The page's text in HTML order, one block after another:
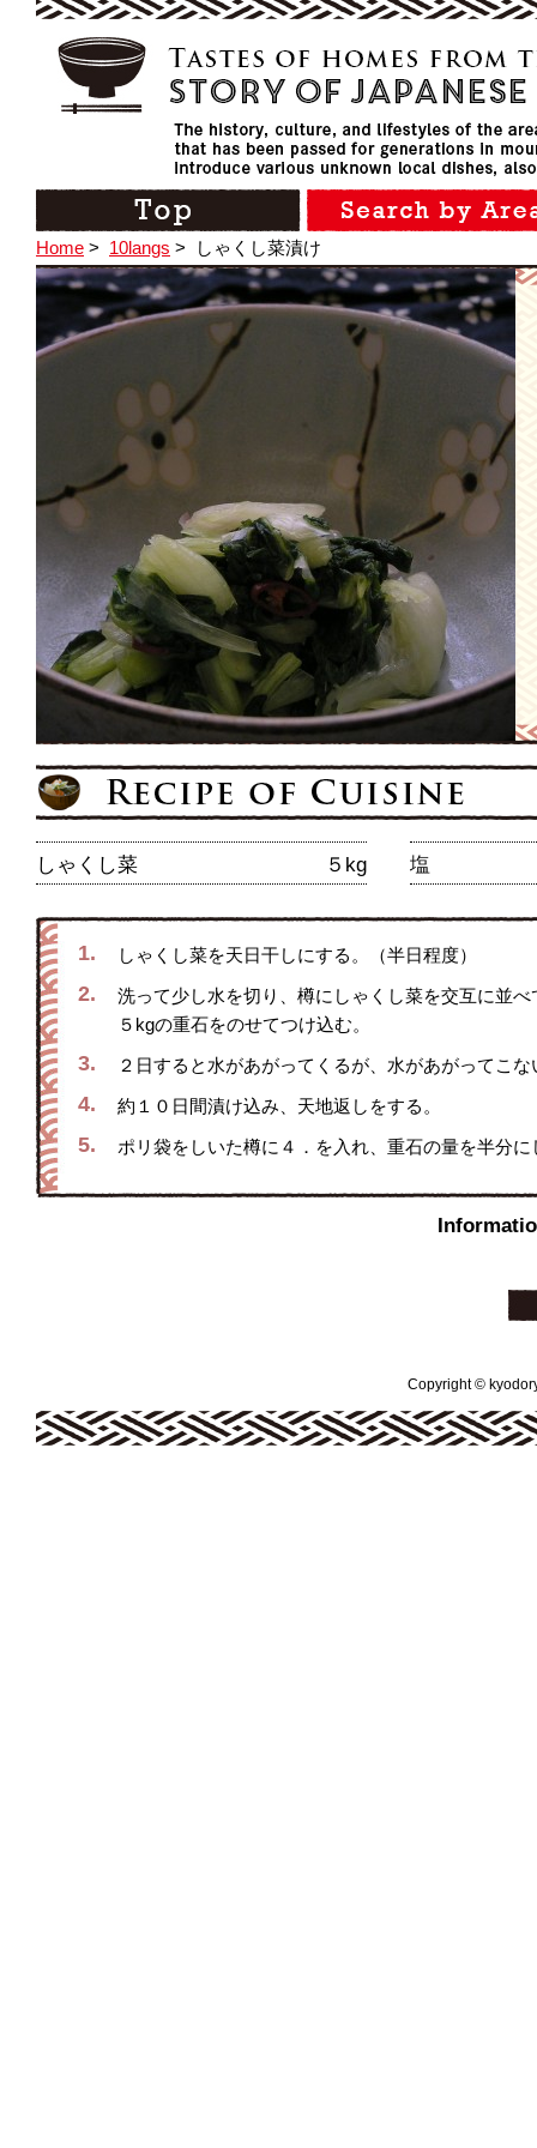
Home > 10langs > しゃくし菜漬け
しゃくし菜 ５kg 塩
1. しゃくし菜を天日干しにする。（半日程度）
2.
洗って少し水を切り、樽にしゃくし菜を交互に並べ
５kgの重石をのせてつけ込む。
3. ２日すると水があがってくるが、水があがってこ
4. 約１０日間漬け込み、天地返しをする。
5. ポリ袋をしいた樽に４．を入れ、重石の量を半分
Copyright ©